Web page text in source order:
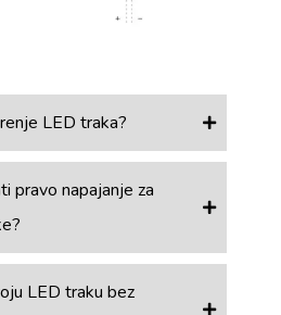
LED traka?
pravo napajanje za
LED traku bez